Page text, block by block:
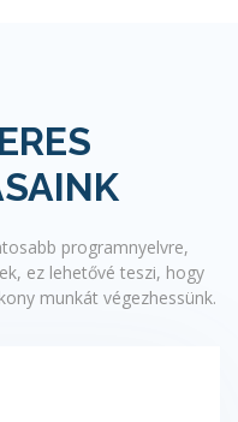
programnyelvre,
ez lehetővé teszi, hogy
munkát végezhessünk.